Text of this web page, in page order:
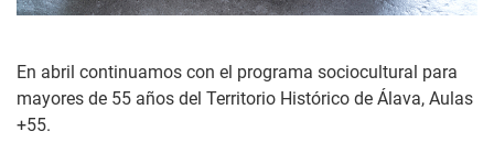
En abril continuamos con el programa sociocultural para
mayores de 55 años del Territorio Histórico de Álava, Aulas
+55.